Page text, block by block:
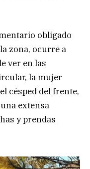
obligado
zona, ocurre a
ver en las
la mujer
césped del frente,
extensa
y prendas